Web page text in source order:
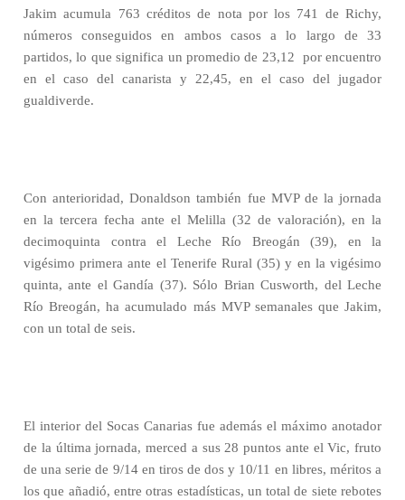
Jakim acumula 763 créditos de nota por los 741 de Richy,
números conseguidos en ambos casos a lo largo de 33
partidos, lo que significa un promedio de 23,12 por encuentro
en el caso del canarista y 22,45, en el caso del jugador
gualdiverde.
Con anterioridad, Donaldson también fue MVP de la jornada
en la tercera fecha ante el Melilla (32 de valoración), en la
decimoquinta contra el Leche Río Breogán (39), en la
vigésimo primera ante el Tenerife Rural (35) y en la vigésimo
quinta, ante el Gandía (37). Sólo Brian Cusworth, del Leche
Río Breogán, ha acumulado más MVP semanales que Jakim,
con un total de seis.
El interior del Socas Canarias fue además el máximo anotador
de la última jornada, merced a sus 28 puntos ante el Vic, fruto
de una serie de 9/14 en tiros de dos y 10/11 en libres, méritos a
los que añadió, entre otras estadísticas, un total de siete rebotes